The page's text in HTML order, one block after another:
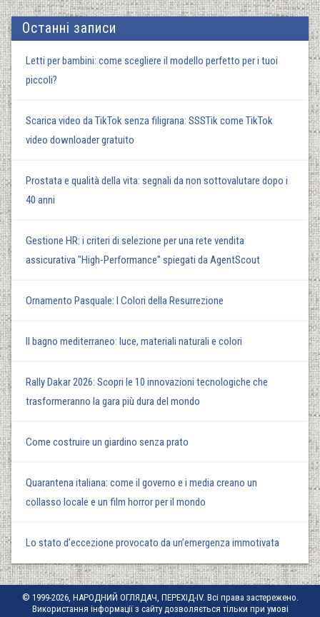
Останні записи
Letti per bambini: come scegliere il modello perfetto per i tuoi
piccoli?
Scarica video da TikTok senza filigrana: SSSTik come TikTok
video downloader gratuito
Prostata e qualità della vita: segnali da non sottovalutare dopo i
40 anni
Gestione HR: i criteri di selezione per una rete vendita
assicurativa "High-Performance" spiegati da AgentScout
Ornamento Pasquale: I Colori della Resurrezione
Il bagno mediterraneo: luce, materiali naturali e colori
Rally Dakar 2026: Scopri le 10 innovazioni tecnologiche che
trasformeranno la gara più dura del mondo
Come costruire un giardino senza prato
Quarantena italiana: come il governo e i media creano un
collasso locale e un film horror per il mondo
Lo stato d’eccezione provocato da un’emergenza immotivata
© 1999-2026, НАРОДНИЙ ОГЛЯДАЧ, ПЕРЕХІД-IV. Всі права застережено.
Використання інформації з сайту дозволяється тільки при умові